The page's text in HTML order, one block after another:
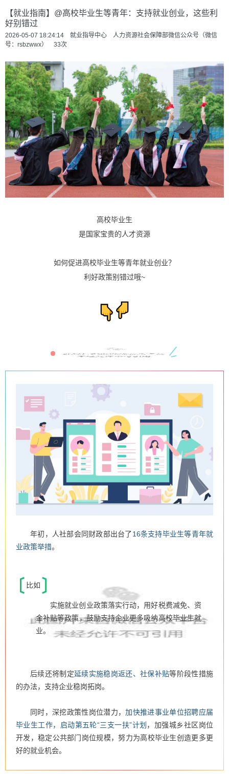
【就业指南】@高校毕业生等青年：支持就业创业，这些利
好别错过
2026-05-07 18:24:14 就业指导中心 人力资源社会保障部微信公众号（微信
号：rsbzwwx） 33次
高校毕业生
是国家宝贵的人才资源
如何促进高校毕业生等青年就业创业？
利好政策别错过哦~
以政策支持拓宽就业渠道
年初，人社部会同财政部出台了16条支持毕业生等青年就
业政策举措。
比如
实施就业创业政策落实行动，用好税费减免、资
金补贴等政策，鼓励支持企业更多吸纳高校毕业生就
业。
后续还将制定延续实施稳岗返还、社保补贴等阶段性措施
的办法，支持企业稳岗拓岗。
同时，深挖政策性岗位潜力，加快推进事业单位招聘应届
毕业生工作，启动第五轮“三支一扶”计划，加强城乡社区岗位
开发，稳定公共部门岗位规模，努力为高校毕业生创造更多更
好的就业机会。